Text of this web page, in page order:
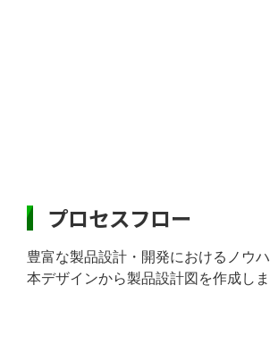
プロセスフロー
豊富な製品設計・開発におけるノウ
本デザインから製品設計図を作成しま